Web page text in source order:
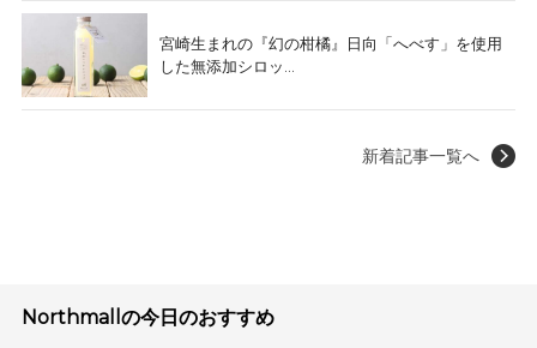
宮崎生まれの『幻の柑橘』日向「へべす」を使用
した無添加シロッ...
新着記事一覧へ
Northmallの今日のおすすめ